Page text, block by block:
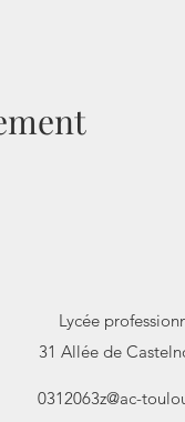
Lycée
31 Allée de
0312063z@ac-